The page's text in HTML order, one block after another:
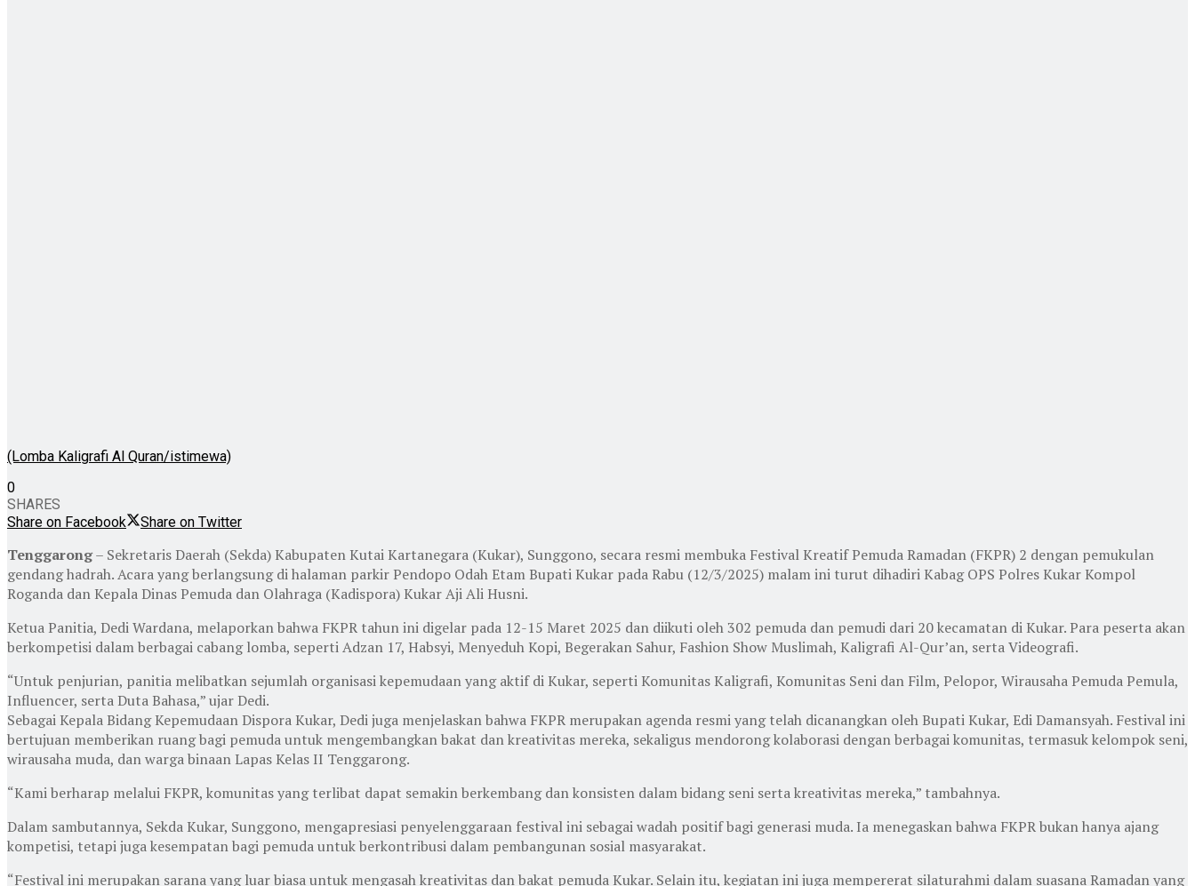
(Lomba Kaligrafi Al Quran/istimewa)
0
SHARES
Share on Facebook
Share on Twitter
Tenggarong– Sekretaris Daerah (Sekda) Kabupaten Kutai Kartanegara (Kukar), Sunggono, secara resmi membuka Festival Kreatif Pemuda Ramadan (FKPR) 2 dengan pemukulan
gendang hadrah. Acara yang berlangsung di halaman parkir Pendopo Odah Etam Bupati Kukar pada Rabu (12/3/2025) malam ini turut dihadiri Kabag OPS Polres Kukar Kompol
Roganda dan Kepala Dinas Pemuda dan Olahraga (Kadispora) Kukar Aji Ali Husni.
Ketua Panitia, Dedi Wardana, melaporkan bahwa FKPR tahun ini digelar pada 12-15 Maret 2025 dan diikuti oleh 302 pemuda dan pemudi dari 20 kecamatan di Kukar. Para peserta akan
berkompetisi dalam berbagai cabang lomba, seperti Adzan 17, Habsyi, Menyeduh Kopi, Begerakan Sahur, Fashion Show Muslimah, Kaligrafi Al-Qur’an, serta Videografi.
“Untuk penjurian, panitia melibatkan sejumlah organisasi kepemudaan yang aktif di Kukar, seperti Komunitas Kaligrafi, Komunitas Seni dan Film, Pelopor, Wirausaha Pemuda Pemula,
Influencer, serta Duta Bahasa,” ujar Dedi.
Sebagai Kepala Bidang Kepemudaan Dispora Kukar, Dedi juga menjelaskan bahwa FKPR merupakan agenda resmi yang telah dicanangkan oleh Bupati Kukar, Edi Damansyah. Festival ini
bertujuan memberikan ruang bagi pemuda untuk mengembangkan bakat dan kreativitas mereka, sekaligus mendorong kolaborasi dengan berbagai komunitas, termasuk kelompok seni,
wirausaha muda, dan warga binaan Lapas Kelas II Tenggarong.
“Kami berharap melalui FKPR, komunitas yang terlibat dapat semakin berkembang dan konsisten dalam bidang seni serta kreativitas mereka,” tambahnya.
Dalam sambutannya, Sekda Kukar, Sunggono, mengapresiasi penyelenggaraan festival ini sebagai wadah positif bagi generasi muda. Ia menegaskan bahwa FKPR bukan hanya ajang
kompetisi, tetapi juga kesempatan bagi pemuda untuk berkontribusi dalam pembangunan sosial masyarakat.
“Festival ini merupakan sarana yang luar biasa untuk mengasah kreativitas dan bakat pemuda Kukar. Selain itu, kegiatan ini juga mempererat silaturahmi dalam suasana Ramadan yang